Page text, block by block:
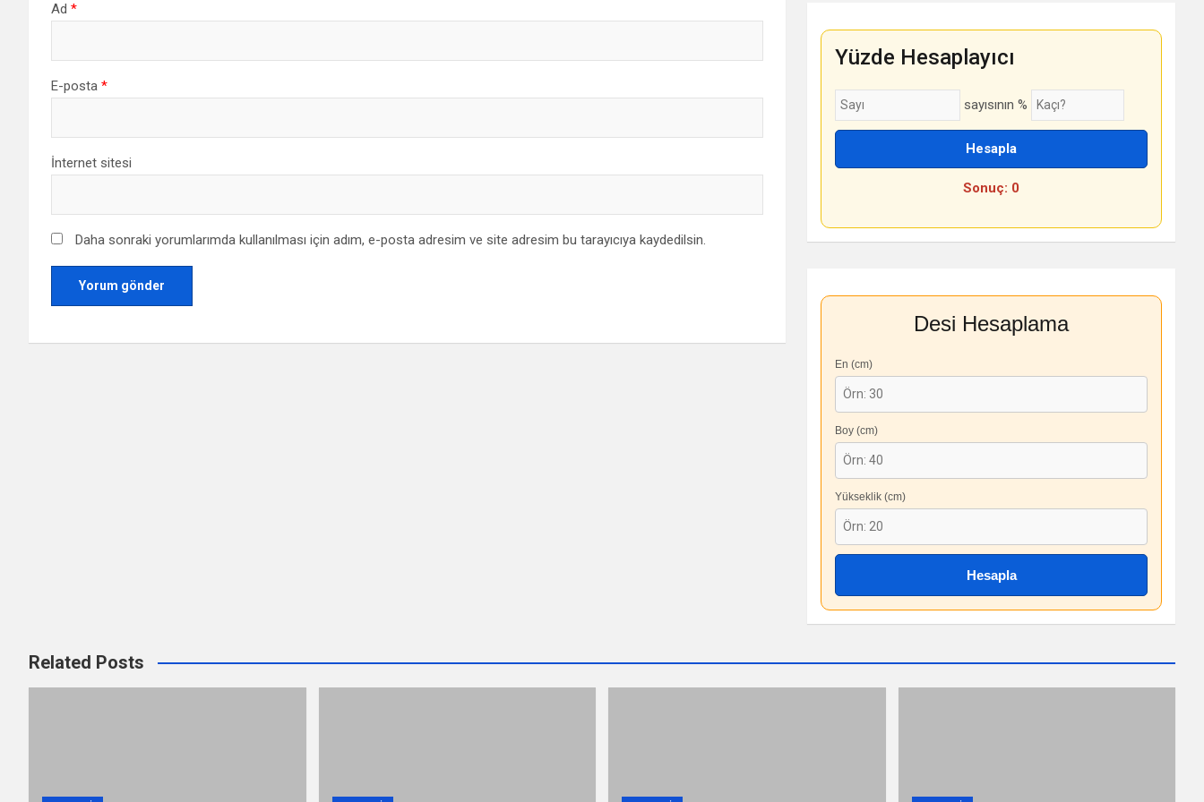
Ad *
E-posta *
İnternet sitesi
Daha sonraki yorumlarımda kullanılması için adım, e-posta adresim ve site adresim bu tarayıcıya kaydedilsin.
Yüzde Hesaplayıcı
sayısının %
Hesapla
Sonuç: 0
Desi Hesaplama
En (cm)
Boy (cm)
Yükseklik (cm)
Hesapla
Related Posts